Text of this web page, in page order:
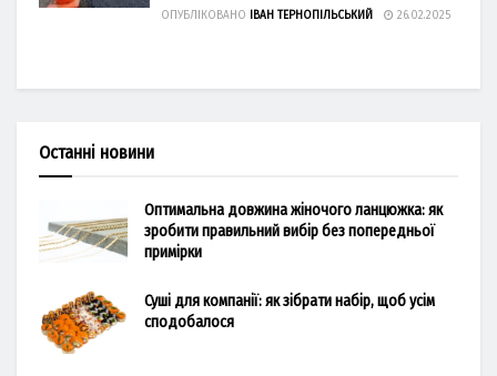
ОПУБЛІКОВАНО ІВАН ТЕРНОПІЛЬСЬКИЙ 26.02.2025
Останні новини
Оптимальна довжина жіночого ланцюжка: як
зробити правильний вибір без попередньої
примірки
Суші для компанії: як зібрати набір, щоб усім
сподобалося